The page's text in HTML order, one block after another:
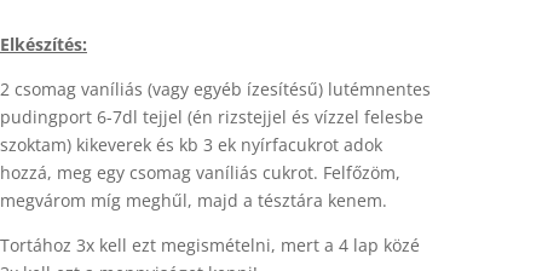
Elkészítés:
2 csomag vaníliás (vagy egyéb ízesítésű) lutémnentes
pudingport 6-7dl tejjel (én rizstejjel és vízzel felesbe
szoktam) kikeverek és kb 3 ek nyírfacukrot adok
hozzá, meg egy csomag vaníliás cukrot. Felfőzöm,
megvárom míg meghűl, majd a tésztára kenem.
Tortához 3x kell ezt megismételni, mert a 4 lap közé